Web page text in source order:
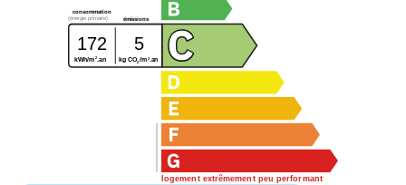
logement extrêmement peu performant
consommation
émissions
(énergie primaire)
172 5
kWh/m 2 .an kg CO2/m2.an